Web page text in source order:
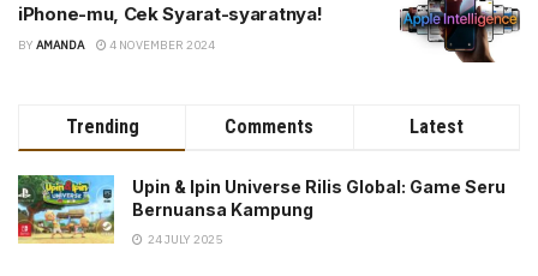
iPhone-mu, Cek Syarat-syaratnya!
BY AMANDA 4 NOVEMBER 2024
Trending Comments Latest
Upin & Ipin Universe Rilis Global: Game Seru
Bernuansa Kampung
24 JULY 2025